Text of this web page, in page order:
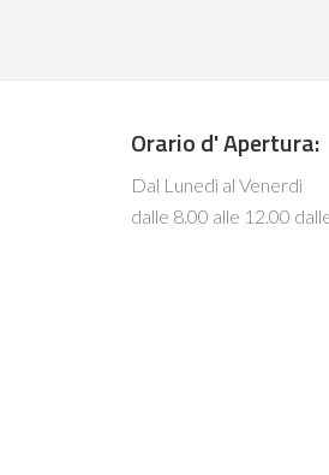
Orario d' Apertura:
Dal Lunedì al Venerdì
dalle 8.00 alle 12.00